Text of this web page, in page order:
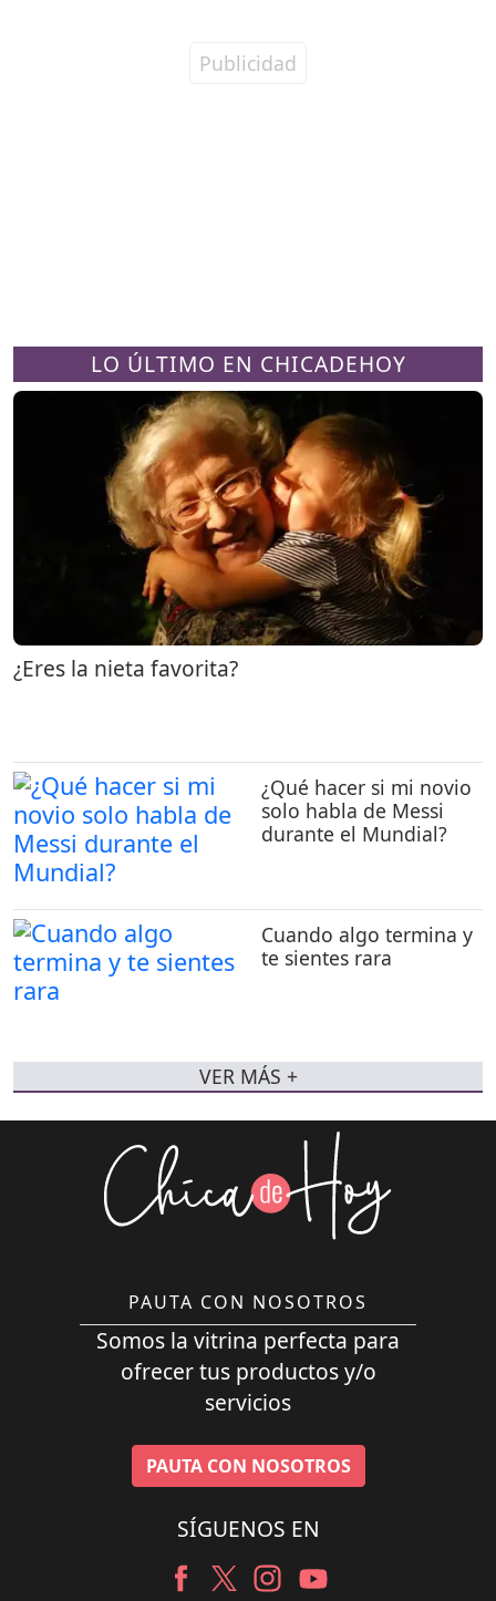
LO ÚLTIMO EN CHICADEHOY
¿Eres la nieta favorita?
¿Qué hacer si mi novio
solo habla de Messi
durante el Mundial?
Cuando algo termina y
te sientes rara
VER MÁS +
PAUTA CON NOSOTROS
Somos la vitrina perfecta para
ofrecer tus productos y/o
servicios
PAUTA CON NOSOTROS
SÍGUENOS EN